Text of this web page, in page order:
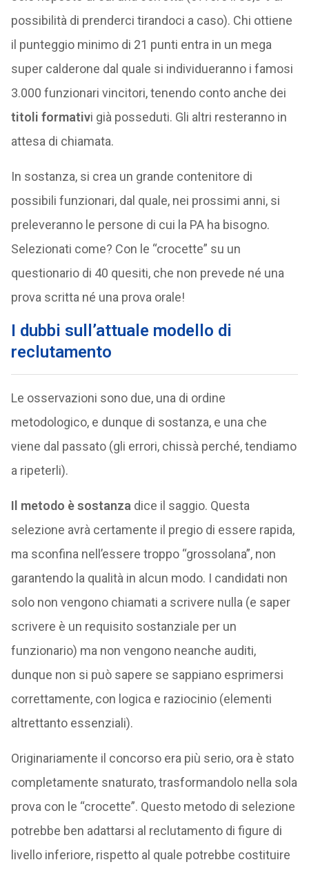
possibilità di prenderci tirandoci a caso). Chi ottiene
il punteggio minimo di 21 punti entra in un mega
super calderone dal quale si individueranno i famosi
3.000 funzionari vincitori, tenendo conto anche dei
titoli formativi già posseduti. Gli altri resteranno in
attesa di chiamata.
In sostanza, si crea un grande contenitore di
possibili funzionari, dal quale, nei prossimi anni, si
preleveranno le persone di cui la PA ha bisogno.
Selezionati come? Con le “crocette” su un
questionario di 40 quesiti, che non prevede né una
prova scritta né una prova orale!
I dubbi sull’attuale modello di
reclutamento
Le osservazioni sono due, una di ordine
metodologico, e dunque di sostanza, e una che
viene dal passato (gli errori, chissà perché, tendiamo
a ripeterli).
Il metodo è sostanza dice il saggio. Questa
selezione avrà certamente il pregio di essere rapida,
ma sconfina nell’essere troppo “grossolana”, non
garantendo la qualità in alcun modo. I candidati non
solo non vengono chiamati a scrivere nulla (e saper
scrivere è un requisito sostanziale per un
funzionario) ma non vengono neanche auditi,
dunque non si può sapere se sappiano esprimersi
correttamente, con logica e raziocinio (elementi
altrettanto essenziali).
Originariamente il concorso era più serio, ora è stato
completamente snaturato, trasformandolo nella sola
prova con le “crocette”. Questo metodo di selezione
potrebbe ben adattarsi al reclutamento di figure di
livello inferiore, rispetto al quale potrebbe costituire